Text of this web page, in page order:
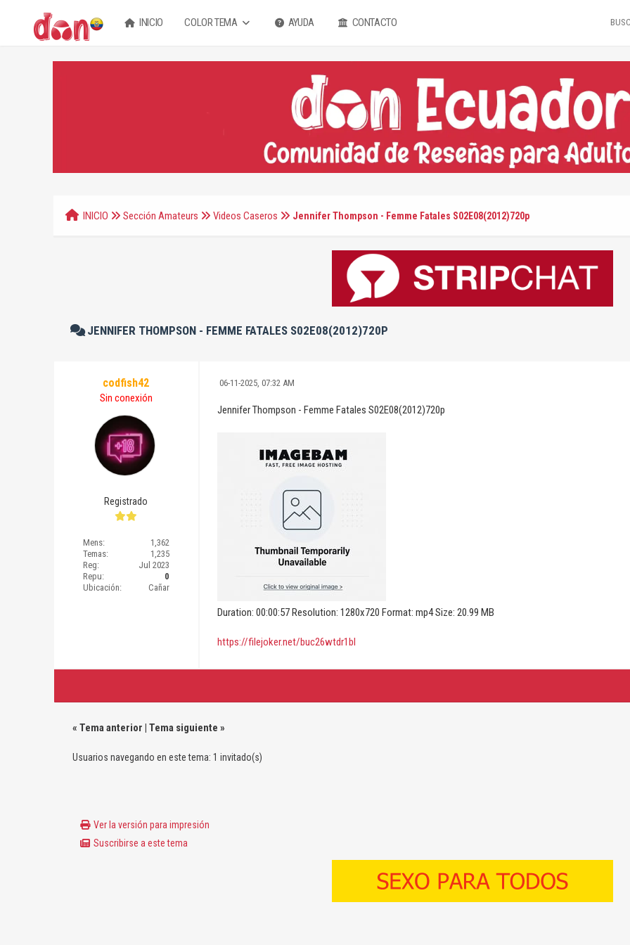
INICIO COLOR TEMA AYUDA CONTACTO
INICIO Sección Amateurs Videos Caseros Jennifer Thompson - Femme Fatales S02E08(2012)720p
JENNIFER THOMPSON - FEMME FATALES S02E08(2012)720P
codfish42
Sin conexión
Registrado
Mens:
1,362
Temas:
1,235
Reg:
Jul 2023
Repu:
0
Ubicación:
Cañar
06-11-2025, 07:32 AM
Jennifer Thompson - Femme Fatales S02E08(2012)720p
Duration: 00:00:57 Resolution: 1280x720 Format: mp4 Size: 20.99 MB
https://filejoker.net/buc26wtdr1bl
« Tema anterior | Tema siguiente »
Usuarios navegando en este tema: 1 invitado(s)
Ver la versión para impresión
Suscribirse a este tema